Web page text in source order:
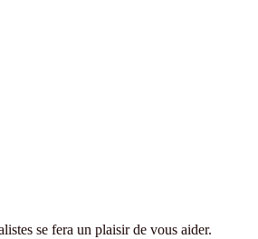
se fera un plaisir de vous aider.